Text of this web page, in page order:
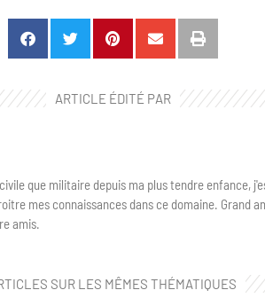
ARTICLE ÉDITÉ PAR
que militaire depuis ma plus tendre enfance,
mes connaissances dans ce domaine. Grand
amis.
SUR LES MÊMES THÉMATIQUES